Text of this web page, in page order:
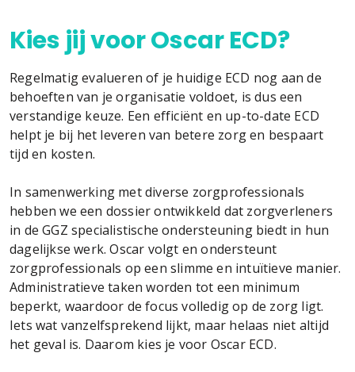
Kies jij voor Oscar ECD?
Regelmatig evalueren of je huidige ECD nog aan de
behoeften van je organisatie voldoet, is dus een
verstandige keuze. Een efficiënt en up-to-date ECD
helpt je bij het leveren van betere zorg en bespaart
tijd en kosten.
In samenwerking met diverse zorgprofessionals
hebben we een dossier ontwikkeld dat zorgverleners
in de GGZ specialistische ondersteuning biedt in hun
dagelijkse werk. Oscar volgt en ondersteunt
zorgprofessionals op een slimme en intuïtieve manier.
Administratieve taken worden tot een minimum
beperkt, waardoor de focus volledig op de zorg ligt.
Iets wat vanzelfsprekend lijkt, maar helaas niet altijd
het geval is. Daarom kies je voor Oscar ECD.